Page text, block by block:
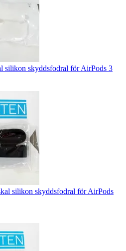
silikon skyddsfodral för AirPods 3
silikon skyddsfodral för AirPods